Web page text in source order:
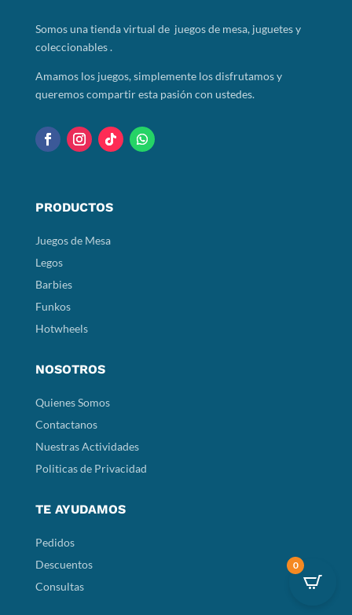
Somosuna tienda virtual de juegos de mesa, juguetes y
coleccionables .
Amamos los juegos, simplemente los disfrutamos y
queremos compartir esta pasión con ustedes.
PRODUCTOS
Juegos de Mesa
Legos
Barbies
Funkos
Hotwheels
NOSOTROS
Quienes Somos
Contactanos
Nuestras Actividades
Politicas de Privacidad
TE AYUDAMOS
Pedidos
Descuentos
Consultas
0